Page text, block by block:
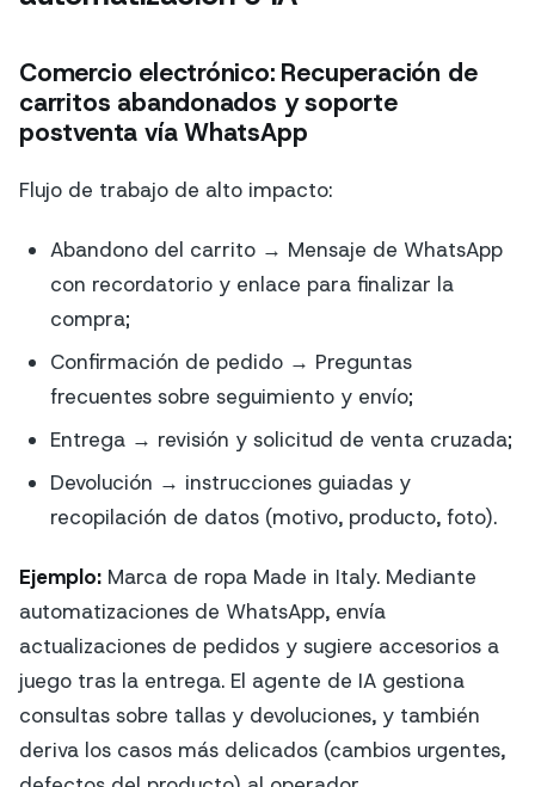
Comercio electrónico: Recuperación de
carritos abandonados y soporte
postventa vía WhatsApp
Flujo de trabajo de alto impacto:
Abandono del carrito → Mensaje de WhatsApp
con recordatorio y enlace para finalizar la
compra;
Confirmación de pedido → Preguntas
frecuentes sobre seguimiento y envío;
Entrega → revisión y solicitud de venta cruzada;
Devolución → instrucciones guiadas y
recopilación de datos (motivo, producto, foto).
Ejemplo: Marca de ropa Made in Italy. Mediante
automatizaciones de WhatsApp, envía
actualizaciones de pedidos y sugiere accesorios a
juego tras la entrega. El agente de IA gestiona
consultas sobre tallas y devoluciones, y también
deriva los casos más delicados (cambios urgentes,